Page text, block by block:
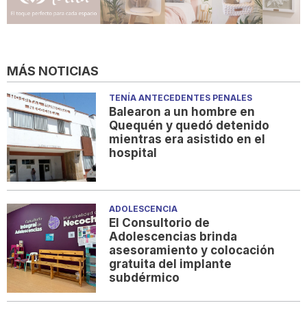
MÁS NOTICIAS
TENÍA ANTECEDENTES PENALES
Balearon a un hombre en
Quequén y quedó detenido
mientras era asistido en el
hospital
ADOLESCENCIA
El Consultorio de
Adolescencias brinda
asesoramiento y colocación
gratuita del implante
subdérmico